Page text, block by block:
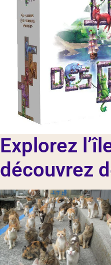
Explorez
découvrez